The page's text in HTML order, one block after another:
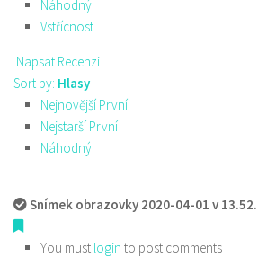
Náhodný
Vstřícnost
Napsat Recenzi
Sort by: Hlasy
Nejnovější První
Nejstarší První
Náhodný
Snímek obrazovky 2020-04-01 v
You must login to post comments